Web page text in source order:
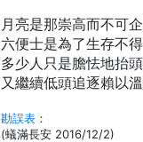
月亮是那崇高而不可
六便士是為了生存不
多少人只是膽怯地抬
又繼續低頭追逐賴以
勘誤表 ：
(蟻滿長安 2016/12/2)